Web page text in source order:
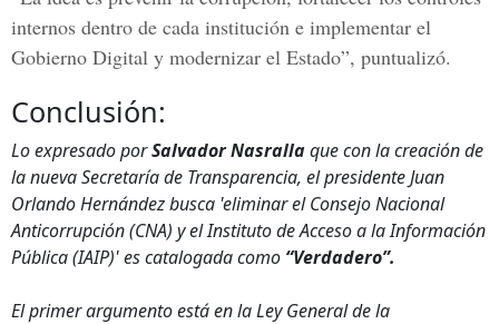
internos dentro de cada institución e implementar el
Gobierno Digital y modernizar el Estado”, puntualizó.
Conclusión:
Lo expresado porSalvador Nasrallaque con la creación de
la nueva Secretaría de Transparencia, el presidente Juan
Orlando Hernández busca 'eliminar el Consejo Nacional
Anticorrupción (CNA) y el Instituto de Acceso a la Información
Pública (IAIP)' es catalogada como “Verdadero”.
El primer argumento está en la Ley General de la